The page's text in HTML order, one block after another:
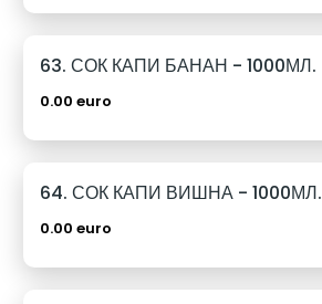
63. СОК КАПИ БАНАН - 1000МЛ.
0.00 euro
64. СОК КАПИ ВИШНА - 1000МЛ.
0.00 euro